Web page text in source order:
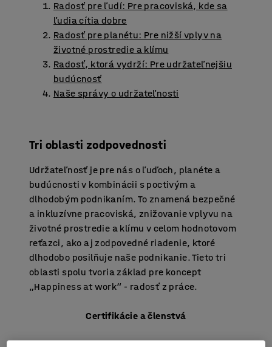
Radosť pre ľudí: Pre pracoviská, kde sa
ľudia cítia dobre
Radosť pre planétu: Pre nižší vplyv na
životné prostredie a klímu
Radosť, ktorá vydrží: Pre udržateľnejšiu
budúcnosť
Naše správy o udržateľnosti
Tri oblasti zodpovednosti
Udržateľnosť je pre nás o ľuďoch, planéte a
budúcnosti v kombinácii s poctivým a
dlhodobým podnikaním. To znamená bezpečné
a inkluzívne pracoviská, znižovanie vplyvu na
životné prostredie a klímu v celom hodnotovom
reťazci, ako aj zodpovedné riadenie, ktoré
dlhodobo posilňuje naše podnikanie. Tieto tri
oblasti spolu tvoria základ pre koncept
„Happiness at work“ - radosť z práce.
Certifikácie a členstvá